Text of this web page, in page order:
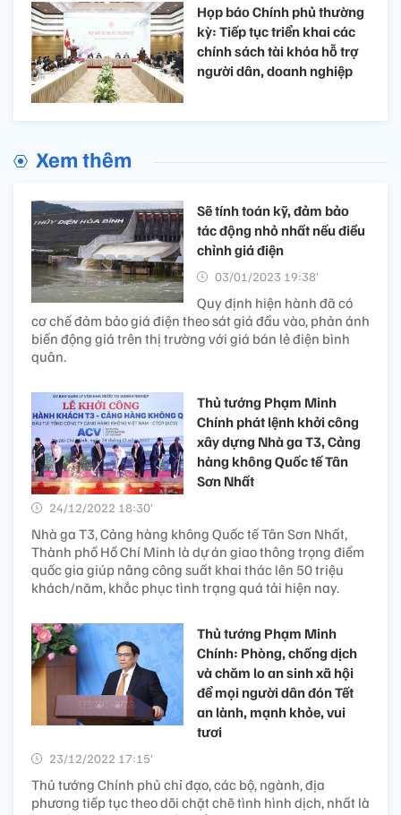
Họp báo Chính phủ thường
kỳ: Tiếp tục triển khai các
chính sách tài khóa hỗ trợ
người dân, doanh nghiệp
Xem thêm
Sẽ tính toán kỹ, đảm bảo
tác động nhỏ nhất nếu điều
chỉnh giá điện
03/01/2023 19:38’
Quy định hiện hành đã có
cơ chế đảm bảo giá điện theo sát giá đầu vào, phản ánh
biến động giá trên thị trường với giá bán lẻ điện bình
quân.
Thủ tướng Phạm Minh
Chính phát lệnh khởi công
xây dựng Nhà ga T3, Cảng
hàng không Quốc tế Tân
Sơn Nhất
24/12/2022 18:30’
Nhà ga T3, Cảng hàng không Quốc tế Tân Sơn Nhất,
Thành phố Hồ Chí Minh là dự án giao thông trọng điểm
quốc gia giúp nâng công suất khai thác lên 50 triệu
khách/năm, khắc phục tình trạng quá tải hiện nay.
Thủ tướng Phạm Minh
Chính: Phòng, chống dịch
và chăm lo an sinh xã hội
để mọi người dân đón Tết
an lành, mạnh khỏe, vui
tươi
23/12/2022 17:15’
Thủ tướng Chính phủ chỉ đạo, các bộ, ngành, địa
phương tiếp tục theo dõi chặt chẽ tình hình dịch, nhất là